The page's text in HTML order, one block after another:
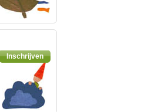
Inschrijven